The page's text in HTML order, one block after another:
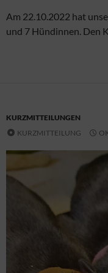
Am 22.10.2022 hat
und 7 Hündinnen. Den
KURZMITTEILUNGEN
KURZMITTEILUNG